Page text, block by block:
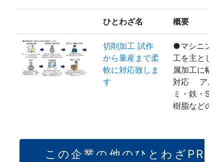
ひとわざ名 概要
切削加工 試作
から量産まで柔
軟に対応致しま
す
●マシニング
工を主とした
属加工に幅広
対応 アル
ミ・鉄・SUS
樹脂などの…
この企業の他のひとわざPR